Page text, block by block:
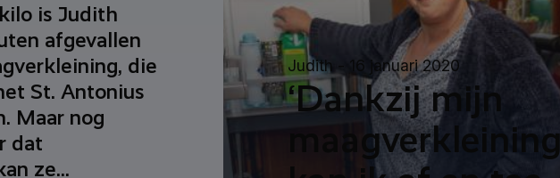
is Judith
afgevallen
die
St. Antonius
Maar nog
dat
ze...
Judith - 16 januari 2020
‘Dankzij mijn
maagverkleining